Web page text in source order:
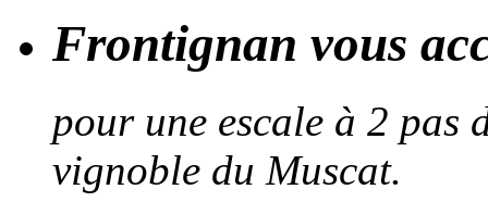
Frontignan vous
pour une escale à 2 pas
vignoble du Muscat.